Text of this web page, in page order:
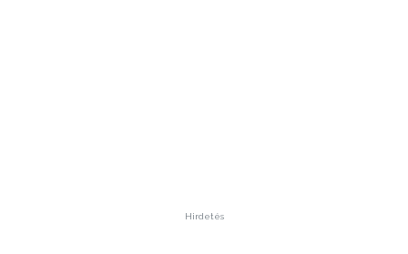
Hirdetés